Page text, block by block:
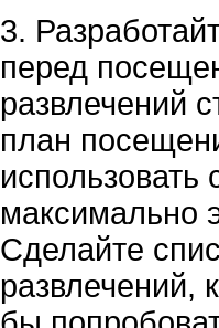
3.
перед
развлечений
план
использовать
максимально
Сделайте
развлечений,